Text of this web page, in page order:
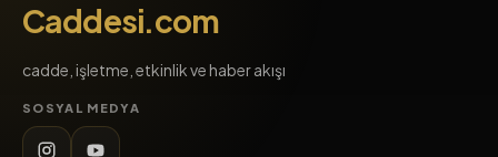
Caddesi.com
cadde, işletme, etkinlik ve haber akışı
SOSYAL MEDYA